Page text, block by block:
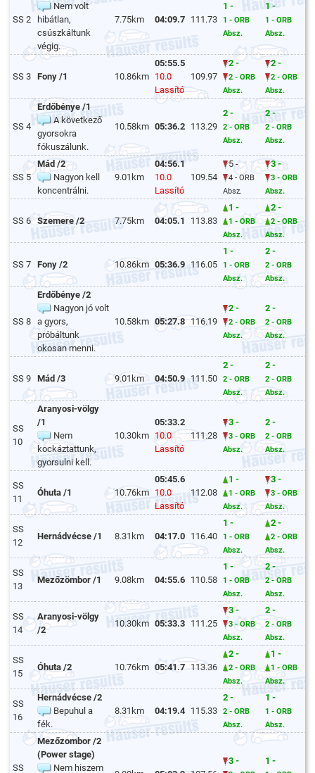
SS 2
Nem volt
hibátlan,
csúszkáltunk
végig.
7.75km 04:09.7 111.73
1 -
1 - ORB
Absz.
1 -
1 - ORB
Absz.
SS 3 Fony /1 10.86km
05:55.5
10.0
Lassító
109.97
2 -
2 - ORB
Absz.
2 -
2 - ORB
Absz.
SS 4
Erdőbénye /1
A következő
gyorsokra
fókuszálunk.
10.58km 05:36.2 113.29
2 -
2 - ORB
Absz.
2 -
2 - ORB
Absz.
SS 5
Mád /2
Nagyon kell
koncentrálni.
9.01km
04:56.1
10.0
Lassító
109.54
5 -
4 - ORB
Absz.
3 -
3 - ORB
Absz.
SS 6 Szemere /2 7.75km 04:05.1 113.83
1 -
1 - ORB
Absz.
2 -
2 - ORB
Absz.
SS 7 Fony /2 10.86km 05:36.9 116.05
1 -
1 - ORB
Absz.
2 -
2 - ORB
Absz.
SS 8
Erdőbénye /2
Nagyon jó volt
a gyors,
próbáltunk
okosan menni.
10.58km 05:27.8 116.19
2 -
2 - ORB
Absz.
2 -
2 - ORB
Absz.
SS 9 Mád /3 9.01km 04:50.9 111.50
2 -
2 - ORB
Absz.
2 -
2 - ORB
Absz.
SS
10
Aranyosi-völgy
/1
Nem
kockáztattunk,
gyorsulni kell.
10.30km
05:33.2
10.0
Lassító
111.28
3 -
3 - ORB
Absz.
2 -
2 - ORB
Absz.
SS
11
Óhuta /1 10.76km
05:45.6
10.0
Lassító
112.08
1 -
1 - ORB
Absz.
3 -
3 - ORB
Absz.
SS
12
Hernádvécse /1 8.31km 04:17.0 116.40
1 -
1 - ORB
Absz.
2 -
2 - ORB
Absz.
SS
13
Mezőzömbor /1 9.08km 04:55.6 110.58
1 -
1 - ORB
Absz.
2 -
2 - ORB
Absz.
SS
14
Aranyosi-völgy
/2
10.30km 05:33.3 111.25
3 -
3 - ORB
Absz.
2 -
2 - ORB
Absz.
SS
15
Óhuta /2 10.76km 05:41.7 113.36
2 -
2 - ORB
Absz.
1 -
1 - ORB
Absz.
SS
16
Hernádvécse /2
Bepuhul a
fék.
8.31km 04:19.4 115.33
2 -
2 - ORB
Absz.
1 -
1 - ORB
Absz.
SS
Mezőzombor /2
(Power stage)
Nem hiszem
3 - 1 -